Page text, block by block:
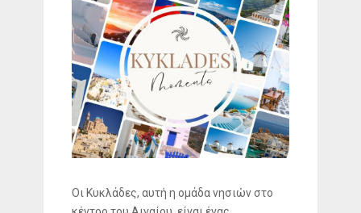
Οι Κυκλάδες, αυτή η ομάδα νησιών στο